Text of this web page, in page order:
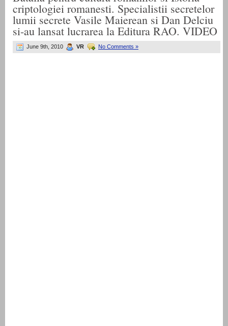
criptologiei romanesti. Specialistii secretelor
lumii secrete Vasile Maierean si Dan Delciu
si-au lansat lucrarea la Editura RAO. VIDEO
June 9th, 2010 VR No Comments »